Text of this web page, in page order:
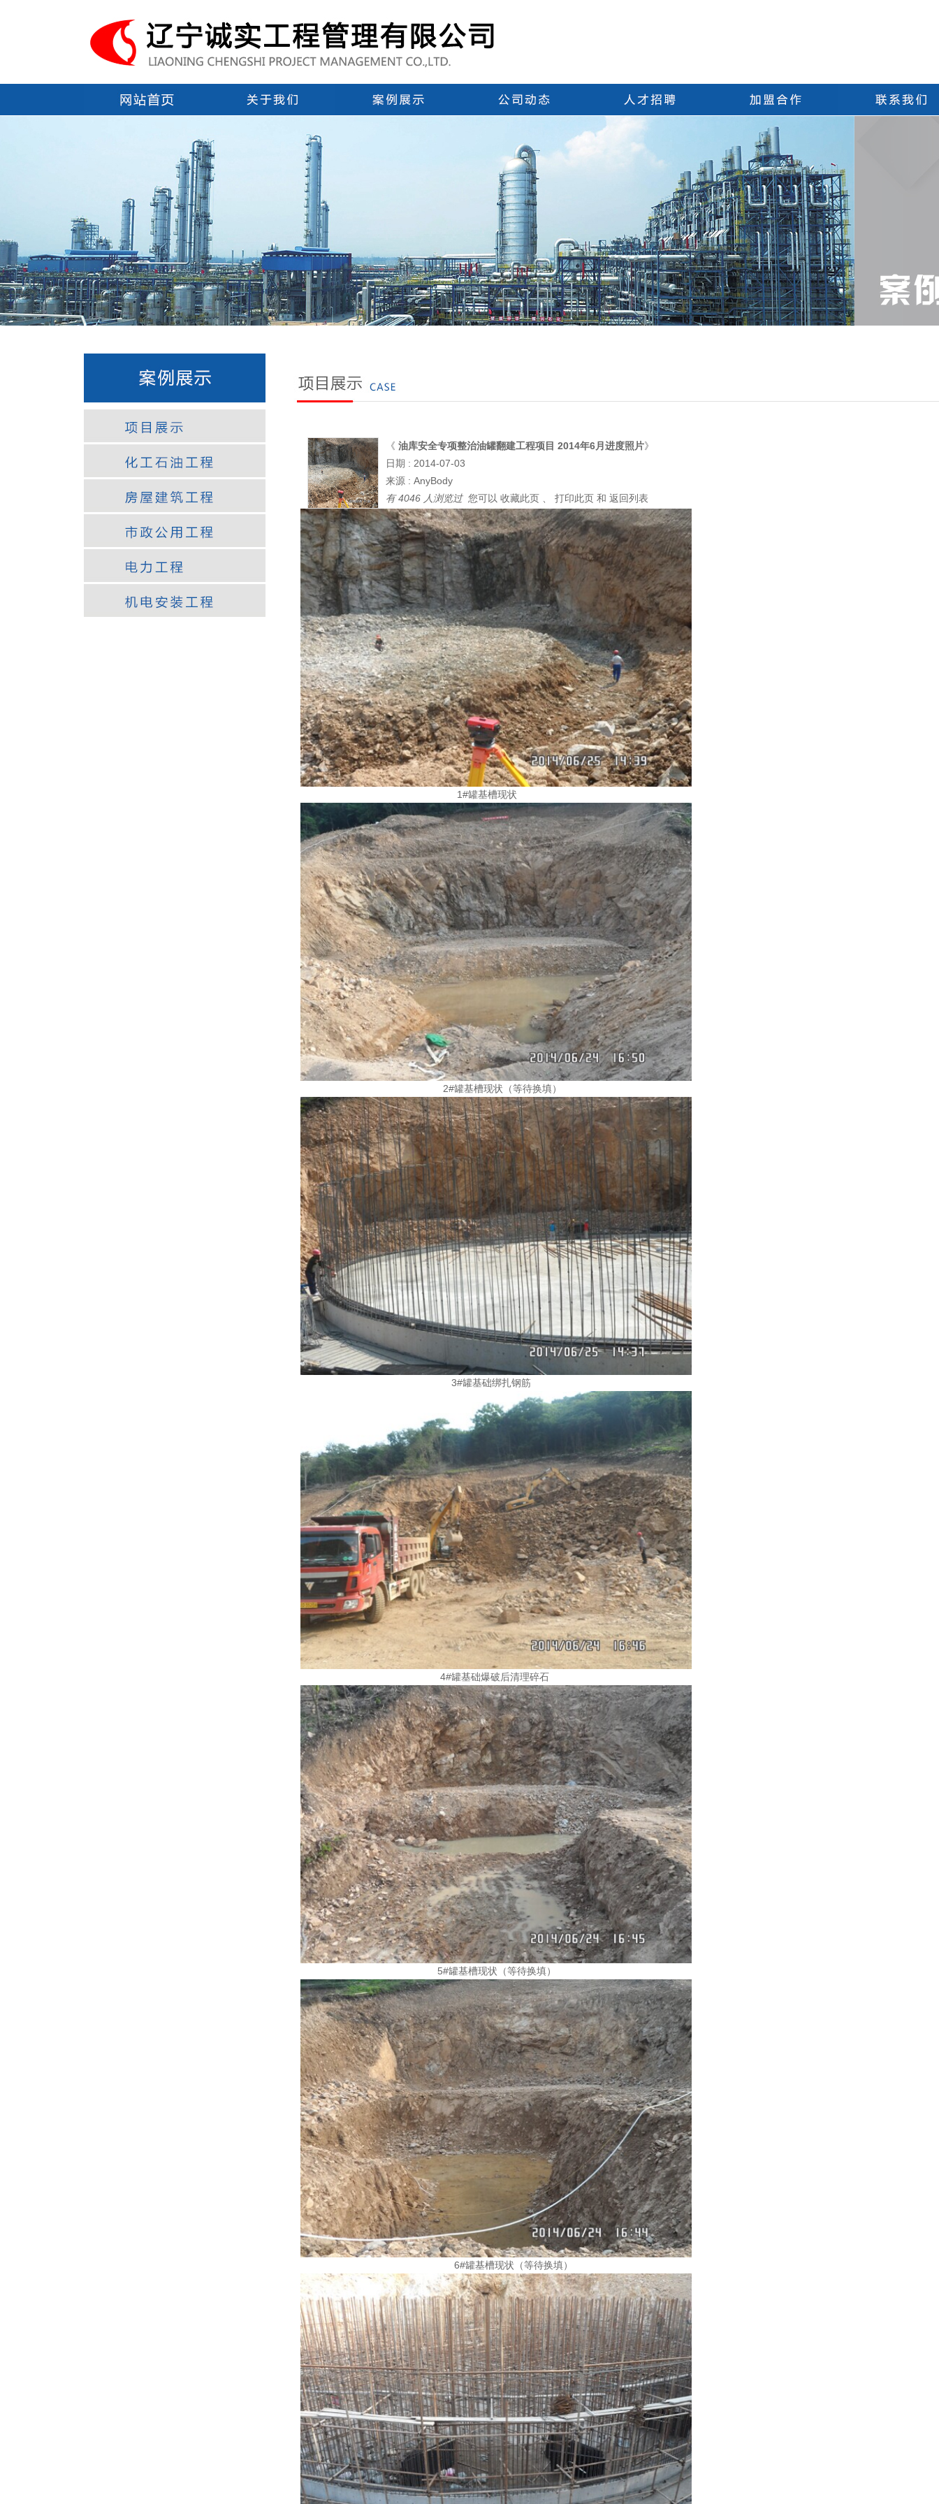
《 油库安全专项整治油罐翻建工程项目 2014年6月进度照片》
日期 : 2014-07-03
来源 : AnyBody
有 4046 人浏览过您可以 收藏此页 打印此页 和 返回列表
1#罐基槽现状
2#罐基槽现状（等待换填）
3#罐基础绑扎钢筋
4#罐基础爆破后清理碎石
5#罐基槽现状（等待换填）
6#罐基槽现状（等待换填）